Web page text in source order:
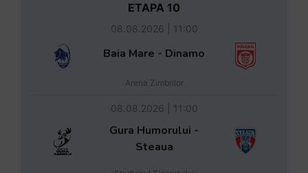
ETAPA 10
08.08.2026 | 11:00
Baia Mare - Dinamo
Arena Zimbrilor
08.08.2026 | 11:00
Gura Humorului -
Steaua